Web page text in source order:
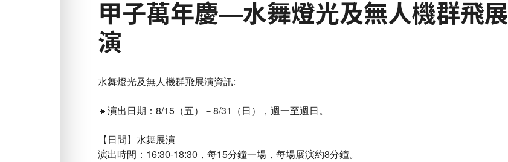
甲子萬年慶—水舞燈光及無人機群飛展
演
水舞燈光及無人機群飛展演資訊:
🔸演出日期：8/15（五）－8/31（日），週一至週日。
【日間】水舞展演
演出時間：16:30-18:30，每15分鐘一場，每場展演約8分鐘。